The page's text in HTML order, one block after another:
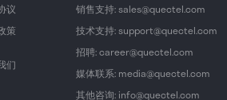
议
策
们
销售支持: sales@quectel.com
技术支持: support@quectel.com
招聘: career@quectel.com
媒体联系: media@quectel.com
其他咨询: info@quectel.com